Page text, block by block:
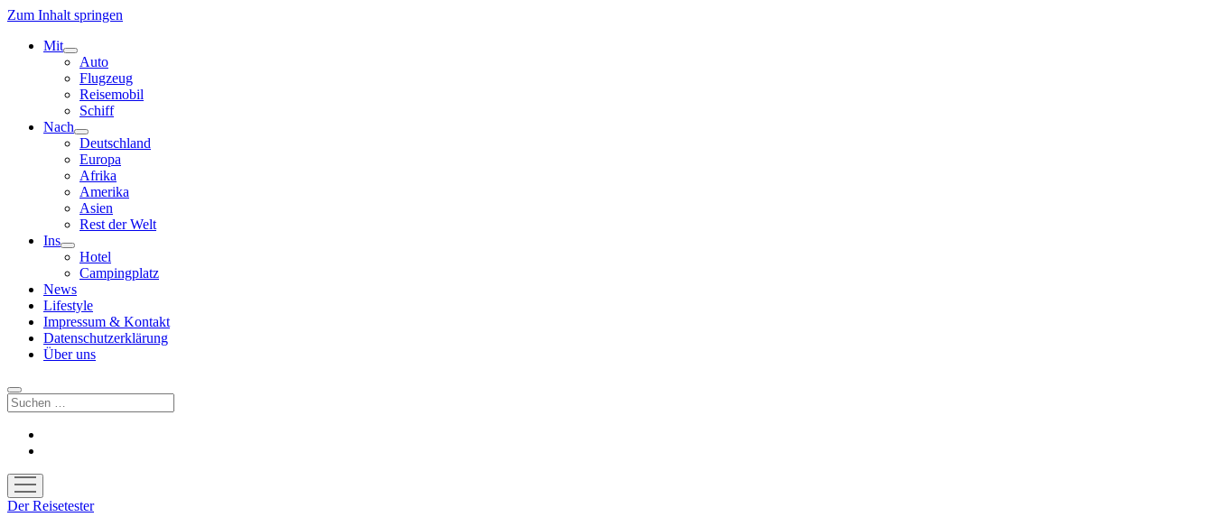
Zum Inhalt springen
Mit
Menü
öffnen
Auto
Flugzeug
Reisemobil
Schiff
Nach
Menü
öffnen
Deutschland
Europa
Afrika
Amerika
Asien
Rest der Welt
Ins
Menü
öffnen
Hotel
Campingplatz
News
Lifestyle
Impressum & Kontakt
Datenschutzerklärung
Über uns
Suchen
Menü
öffnen
Der Reisetester